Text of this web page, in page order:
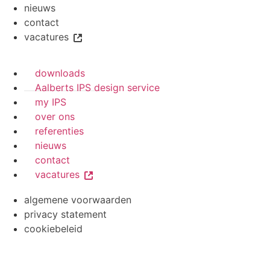
nieuws
contact
vacatures
downloads
Aalberts IPS design service
my IPS
over ons
referenties
nieuws
contact
vacatures
algemene voorwaarden
privacy statement
cookiebeleid